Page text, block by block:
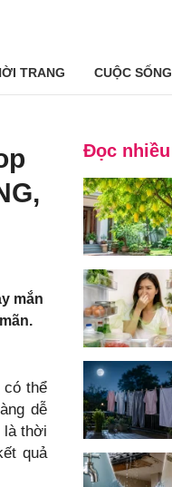
TRANG CUỘC SỐNG
mắn
có thể
dễ
là thời
quả
Đọc nhiều